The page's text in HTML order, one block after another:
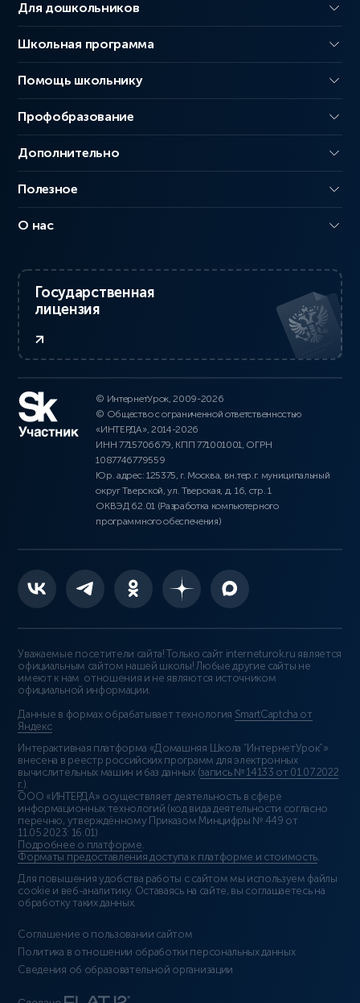
Для дошкольников
Школьная программа
Помощь школьнику
Профобразование
Дополнительно
Полезное
О нас
Государственная
лицензия
© ИнтернетУрок, 2009-2026
© Общество с ограниченной ответственностью
«ИНТЕРДА», 2014-2026
ИНН 7715706679, КПП 771001001, ОГРН
1087746779559
Юр. адрес: 125375, г. Москва, вн.тер.г. муниципальный
округ Тверской, ул. Тверская, д. 16, стр. 1
ОКВЭД 62.01 (Разработка компьютерного
программного обеспечения)
Уважаемые посетители сайта! Только сайт interneturok.ru является
официальным сайтом нашей школы! Любые другие сайты не
имеют к нам отношения и не являются источником
официальной информации.
Данные в формах обрабатывает технология SmartCaptcha от
Яндекс
Интерактивная платформа «Домашняя Школа “ИнтернетУрок”»
внесена в реестр российских программ для электронных
вычислительных машин и баз данных (запись № 14133 от 01.07.2022
г.).
ООО «ИНТЕРДА» осуществляет деятельность в сфере
информационных технологий (код вида деятельности согласно
перечню, утверждённому Приказом Минцифры № 449 от
11.05.2023: 16.01)
Подробнее о платформе.
Форматы предоставления доступа к платформе и стоимость.
Для повышения удобства работы с сайтом мы используем файлы
cookie и веб-аналитику. Оставаясь на сайте, вы соглашаетесь на
обработку таких данных.
Соглашение о пользовании сайтом
Политика в отношении обработки персональных данных
Сведения об образовательной организации